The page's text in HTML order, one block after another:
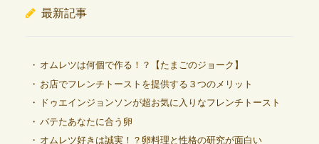
最新記事
オムレツは何個で作る！？【たまごのジョーク】
お店でフレンチトーストを提供する３つのメリット
ドゥエインジョンソンが超お気に入りなフレンチトースト
バテたあなたに合う卵
オムレツ好きは誠実！？卵料理と性格の研究が面白い